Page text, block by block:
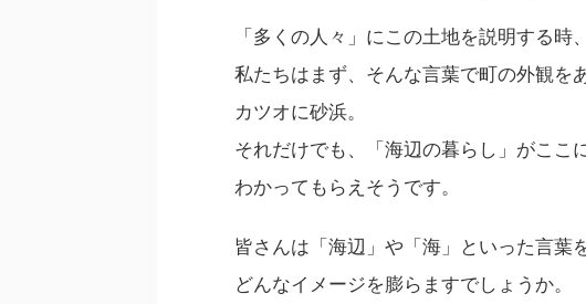
「多くの人々」にこの土地を説明する時、
私たちはまず、そんな言葉で町の外観を
カツオに砂浜。
それだけでも、「海辺の暮らし」がここ
わかってもらえそうです。
皆さんは「海辺」や「海」といった言葉
どんなイメージを膨らますでしょうか。